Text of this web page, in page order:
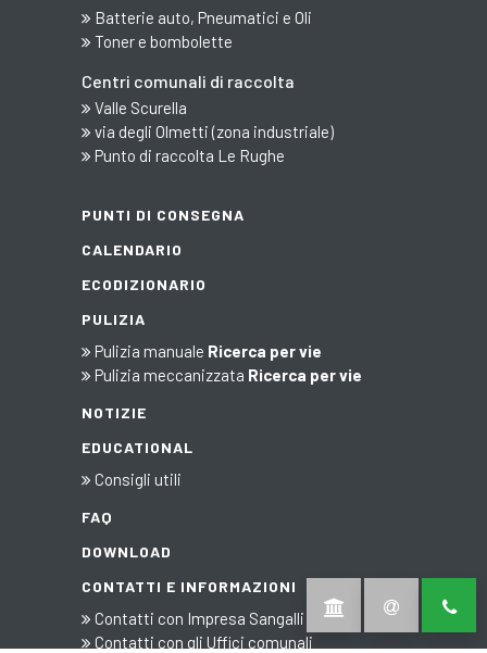
Batterie auto, Pneumatici e Oli
Toner e bombolette
Centri comunali di raccolta
Valle Scurella
via degli Olmetti (zona industriale)
Punto di raccolta Le Rughe
PUNTI DI CONSEGNA
CALENDARIO
ECODIZIONARIO
PULIZIA
Pulizia manuale Ricerca per vie
Pulizia meccanizzata Ricerca per vie
NOTIZIE
EDUCATIONAL
Consigli utili
FAQ
DOWNLOAD
CONTATTI E INFORMAZIONI
Contatti con Impresa Sangalli
Contatti con gli Uffici comunali